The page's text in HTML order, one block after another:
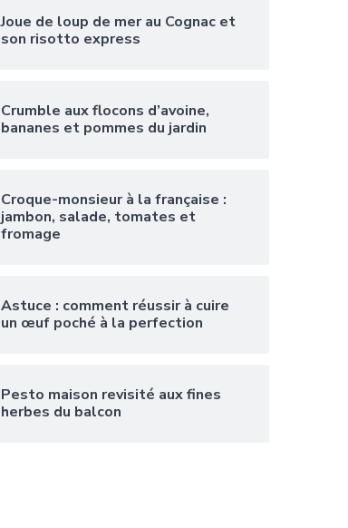
Joue de loup de mer au Cognac et
son risotto express
Crumble aux flocons d’avoine,
bananes et pommes du jardin
Croque-monsieur à la française :
jambon, salade, tomates et
fromage
Astuce : comment réussir à cuire
un œuf poché à la perfection
Pesto maison revisité aux fines
herbes du balcon